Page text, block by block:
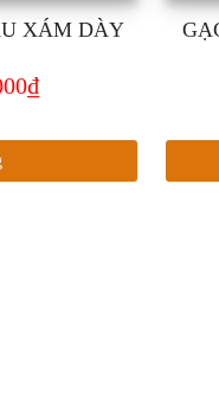
XÁM DÀY